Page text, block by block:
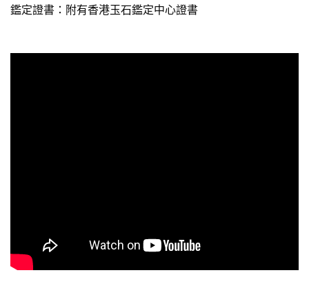
鑑定證書： 附有香港玉石鑑定中心證書